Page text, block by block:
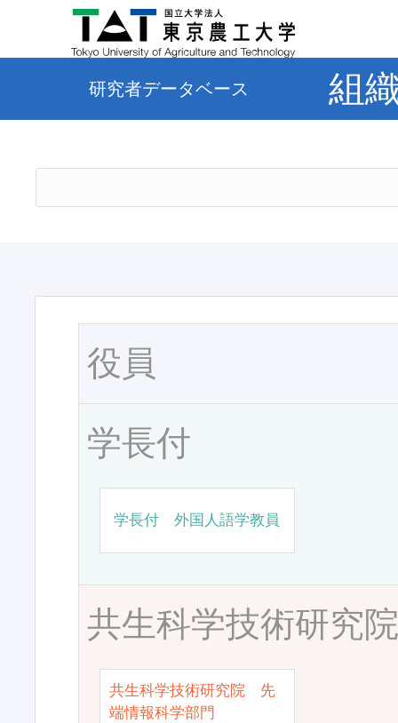
研究者データベース 組
役員
学長付
学長付 外国人語学教員
共生科学技術研究
共生科学技術研究院 先
端情報科学部門